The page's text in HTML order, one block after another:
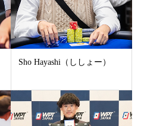
Sho Hayashi（ししょー）